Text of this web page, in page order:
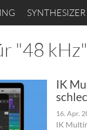
SYNTHESIZER
"48 kHz"
IK
16. Apr.
IK